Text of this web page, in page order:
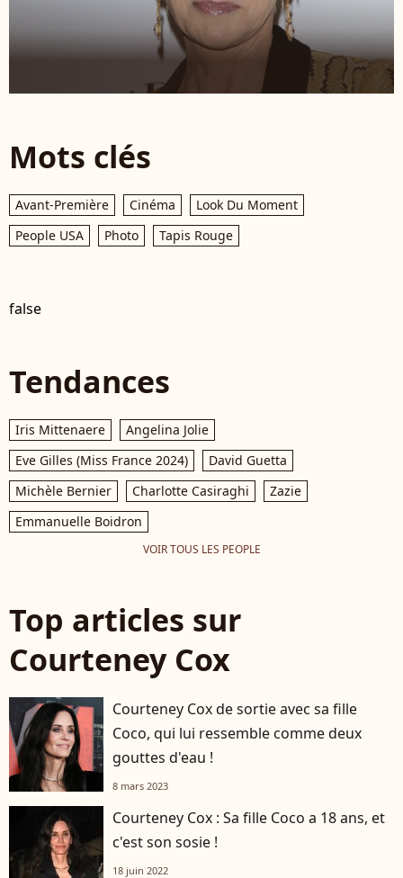
Mots clés
Avant-Première Cinéma
Look Du Moment
People USA
Photo Tapis Rouge
false
Tendances
Iris Mittenaere
Angelina Jolie
Eve Gilles (Miss France 2024)
David Guetta
Michèle Bernier
Charlotte Casiraghi
Zazie
Emmanuelle Boidron
VOIR TOUS LES PEOPLE
Top articles sur
Courteney Cox
Courteney Cox de sortie avec sa fille
Coco, qui lui ressemble comme deux
gouttes d'eau !
8 mars 2023
Courteney Cox : Sa fille Coco a 18 ans, et
c'est son sosie !
18 juin 2022